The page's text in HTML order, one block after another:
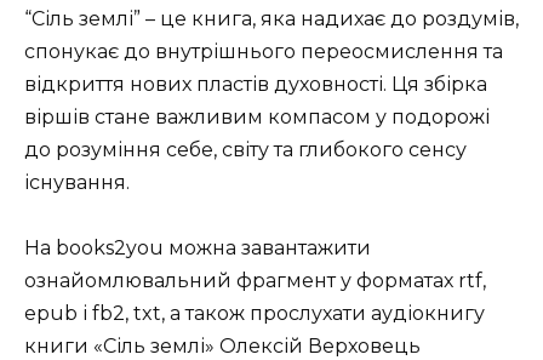
“Сіль землі” – це книга, яка надихає до роздумів,
спонукає до внутрішнього переосмислення та
відкриття нових пластів духовності. Ця збірка
віршів стане важливим компасом у подорожі
до розуміння себе, світу та глибокого сенсу
існування.
На books2you можна завантажити
ознайомлювальний фрагмент у форматах rtf,
epub і fb2, txt, а також прослухати аудіокнигу
книги «Сіль землі» Олексій Верховець